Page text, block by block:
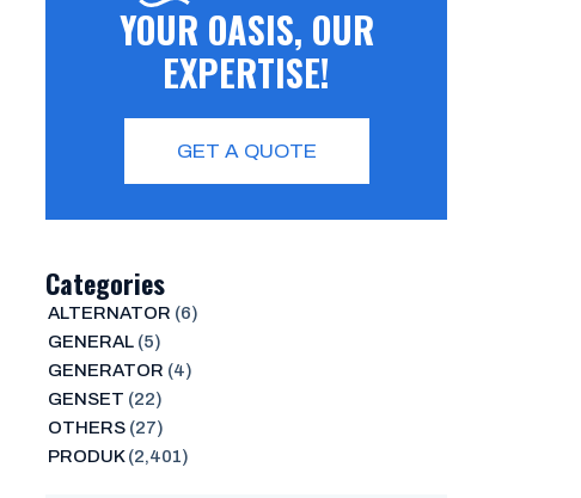
YOUR OASIS, OUR
EXPERTISE!
GET A QUOTE
Categories
ALTERNATOR (6)
GENERAL(5)
GENERATOR (4)
GENSET (22)
OTHERS(27)
PRODUK(2,401)